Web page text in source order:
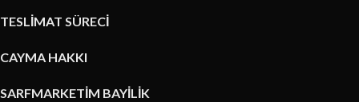
TESLİMAT SÜRECİ
CAYMA HAKKI
SARFMARKETİM BAYİLİK